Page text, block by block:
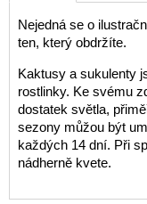
Nejedná se o
ten, který obdržíte.
Kaktusy a sukulenty
rostlinky. Ke svému
dostatek světla,
sezony můžou být
každých 14 dní. Při
nádherně kvete.